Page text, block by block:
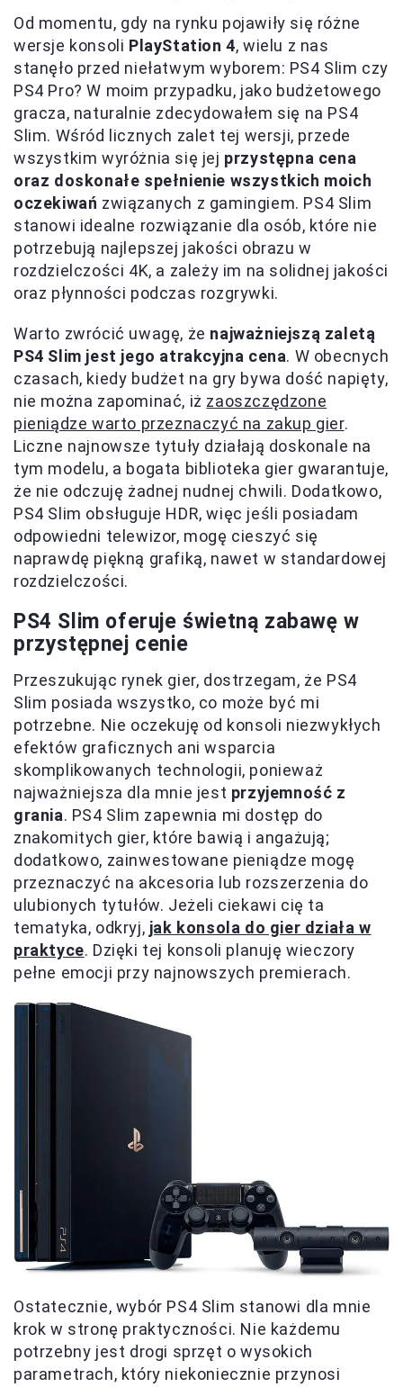
Od momentu, gdy na rynku pojawiły się różne
wersje konsoli PlayStation 4, wielu z nas
stanęło przed niełatwym wyborem: PS4 Slim czy
PS4 Pro? W moim przypadku, jako budżetowego
gracza, naturalnie zdecydowałem się na PS4
Slim. Wśród licznych zalet tej wersji, przede
wszystkim wyróżnia się jej przystępna cena
oraz doskonałe spełnienie wszystkich moich
oczekiwań związanych z gamingiem. PS4 Slim
stanowi idealne rozwiązanie dla osób, które nie
potrzebują najlepszej jakości obrazu w
rozdzielczości 4K, a zależy im na solidnej jakości
oraz płynności podczas rozgrywki.
Warto zwrócić uwagę, że najważniejszą zaletą
PS4 Slim jest jego atrakcyjna cena. W obecnych
czasach, kiedy budżet na gry bywa dość napięty,
nie można zapominać, iż zaoszczędzone
pieniądze warto przeznaczyć na zakup gier.
Liczne najnowsze tytuły działają doskonale na
tym modelu, a bogata biblioteka gier gwarantuje,
że nie odczuję żadnej nudnej chwili. Dodatkowo,
PS4 Slim obsługuje HDR, więc jeśli posiadam
odpowiedni telewizor, mogę cieszyć się
naprawdę piękną grafiką, nawet w standardowej
rozdzielczości.
PS4 Slim oferuje świetną zabawę w
przystępnej cenie
Przeszukując rynek gier, dostrzegam, że PS4
Slim posiada wszystko, co może być mi
potrzebne. Nie oczekuję od konsoli niezwykłych
efektów graficznych ani wsparcia
skomplikowanych technologii, ponieważ
najważniejsza dla mnie jest przyjemność z
grania. PS4 Slim zapewnia mi dostęp do
znakomitych gier, które bawią i angażują;
dodatkowo, zainwestowane pieniądze mogę
przeznaczyć na akcesoria lub rozszerzenia do
ulubionych tytułów. Jeżeli ciekawi cię ta
tematyka, odkryj, jak konsola do gier działa w
praktyce. Dzięki tej konsoli planuję wieczory
pełne emocji przy najnowszych premierach.
Ostatecznie, wybór PS4 Slim stanowi dla mnie
krok w stronę praktyczności. Nie każdemu
potrzebny jest drogi sprzęt o wysokich
parametrach, który niekoniecznie przynosi